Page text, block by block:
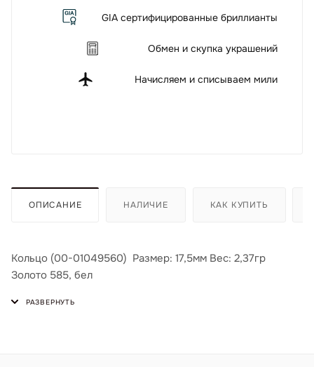
GIA сертифицированные бриллианты
Обмен и скупка украшений
Начисляем и списываем мили
ОПИСАНИЕ НАЛИЧИЕ КАК КУПИТЬ
Кольцо (00-01049560) Размер: 17,5мм Вес: 2,37гр
Золото 585, бел